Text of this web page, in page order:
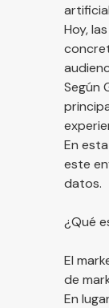
Hoy,
Según
En
este
datos.
¿Qué
El
de
En